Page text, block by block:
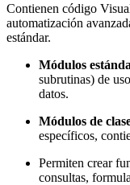
Contienen código
automatización
estándar.
Módulos
subrutinas) de
datos.
Módulos de
específicos,
Permiten crear
consultas,